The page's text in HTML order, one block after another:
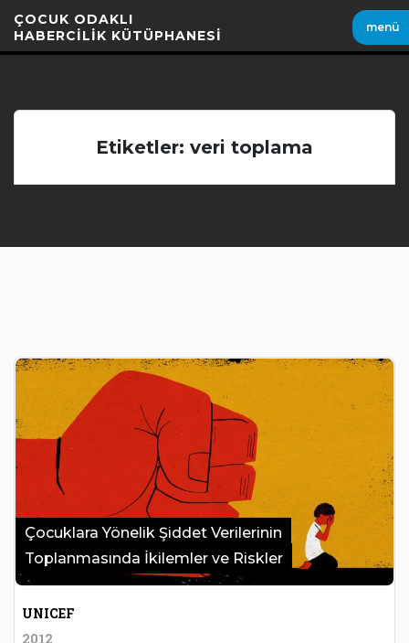
Geç
ÇOCUK ODAKLI
HABERCİLİK KÜTÜPHANESİ
menü
Etiketler: veri toplama
Çocuklara Yönelik Şiddet Verilerinin
Toplanmasında İkilemler ve Riskler
UNICEF
2012